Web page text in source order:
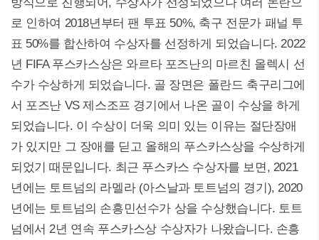
로 인하여 2018년부터 팬 투표 50%, 축구 전문가 패널 투
표 50%를 합산하여 수상자를 선정하게 되었습니다. 2022
년 FIFA 푸스카스상은 와르타 포즈난의 마르친 올렉시 선
수가 수상하게 되었습니다. 골 장면은 폴란드 축구리그에
서 포즈난 VS 제스조프 경기에서 나온 골이 수상을 하게
되었습니다. 이 수상이 더욱 의미 있는 이유는 절단장애
가 있지만 그 장애를 딛고 올해의 푸스카스상을 수상하게
되었기 때문입니다. 최근 푸스카스 수상자를 보면, 2021
년에는 토트넘의 라멜라 (아스날과 토트넘의 경기), 2020
년에는 토트넘의 손흥민선수가 상을 수상했습니다. 토트
넘에서 2년 연속 푸스카스상 수상자가 나왔습니다. 손흥